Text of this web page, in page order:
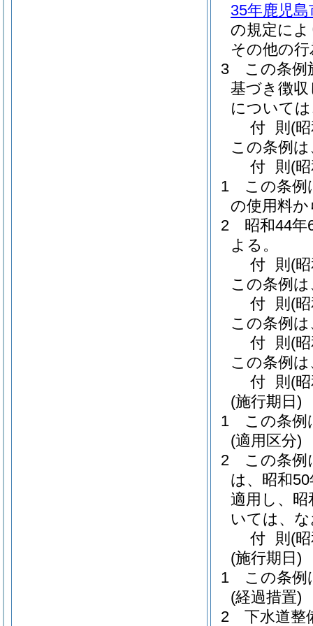
35年鹿児
の規定に
その他の
3
この条例
基づき徴
について
付 則 (
この条例
付 則 (
1
この条例
の使用料
2
昭和44
よる。
付 則 (
この条例
付 則 (
この条例
付 則 (
この条例
付 則 (
(施行期日)
1
この条例
(適用区分)
2
この条例
は、昭和
適用し、
いては、
付 則 (
(施行期日)
1
この条例
(経過措置)
2
下水道整